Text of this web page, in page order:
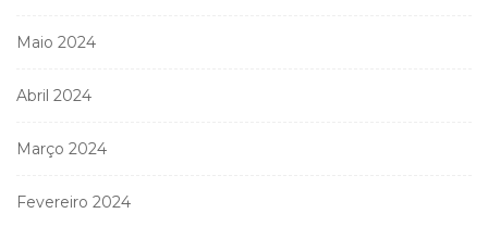
Maio 2024
Abril 2024
Março 2024
Fevereiro 2024